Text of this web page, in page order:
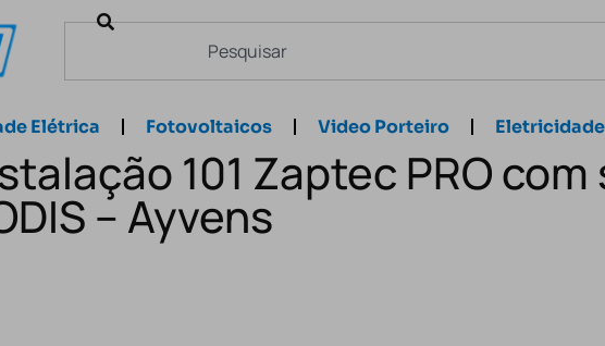
Elétrica Fotovoltaicos Video Porteiro
101 Zaptec PRO
– Ayvens